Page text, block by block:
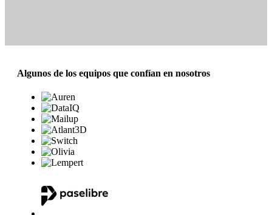
Algunos de los equipos que confían en nosotros